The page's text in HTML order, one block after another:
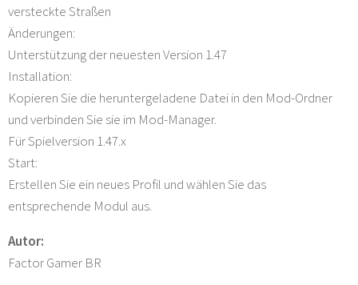
versteckte Straßen
Änderungen:
Unterstützung der neuesten Version 1.47
Installation:
Kopieren Sie die heruntergeladene Datei in den Mod-Ordner
und verbinden Sie sie im Mod-Manager.
Für Spielversion 1.47.x
Start:
Erstellen Sie ein neues Profil und wählen Sie das
entsprechende Modul aus.
Autor:
Factor Gamer BR